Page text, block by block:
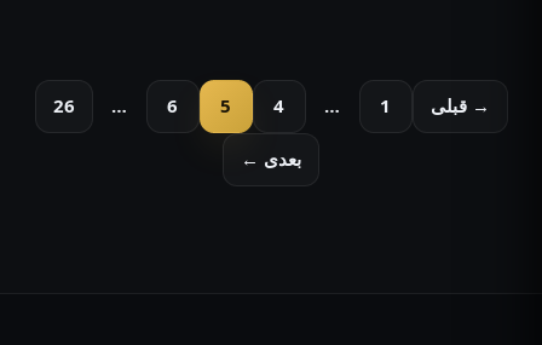
نوشته‌ها
→ قبلی 1
…
4
5
6
…
26
بعدی ←